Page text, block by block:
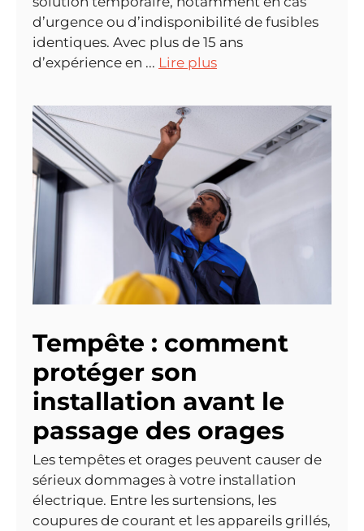
d’urgence ou d’indisponibilité de fusibles
identiques. Avec plus de 15 ans
d’expérience en ... Lire plus
Tempête : comment
protéger son
installation avant le
passage des orages
Les tempêtes et orages peuvent causer de
sérieux dommages à votre installation
électrique. Entre les surtensions, les
coupures de courant et les appareils grillés,